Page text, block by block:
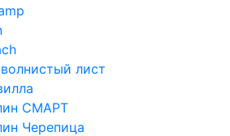
лист
СМАРТ
Черепица